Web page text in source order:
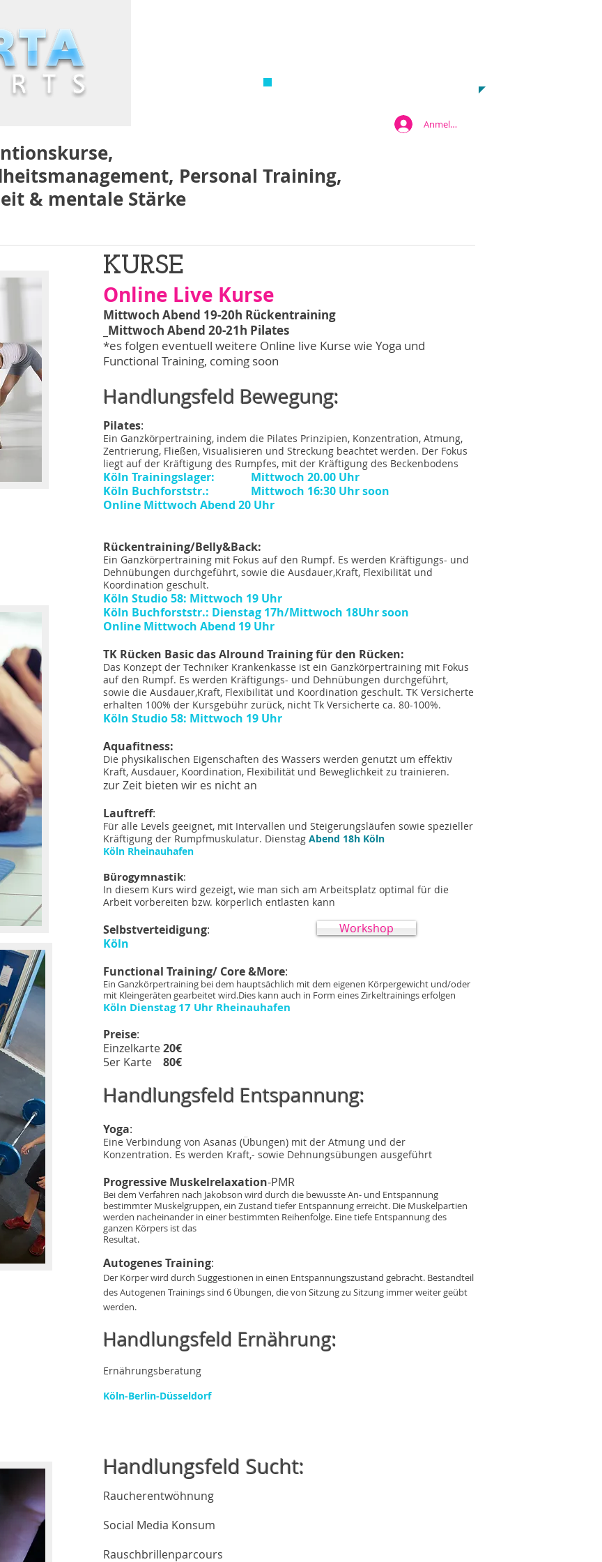
Personal Training,
& mentale Stärke
Anmelden
KURSE
Online Live Kurse
Mittwoch Abend 19-20h Rückentraining
_Mittwoch Abend 20-21h Pilates
*es folgen eventuell weitere Online live Kurse wie Yoga und
Functional Training, coming soon
Handlungsfeld Bewegung:
Pilates:
Ein Ganzkörpertraining, indem die Pilates Prinzipien, Konzentration, Atmung,
Zentrierung, Fließen, Visualisieren und Streckung beachtet werden. Der Fokus
liegt auf der Kräftigung des Rumpfes, mit der Kräftigung des Beckenbodens
Köln Trainingslager: Mittwoch 20.00 Uhr
Köln Buchforststr.: Mittwoch 16:30 Uhr soon
Online Mittwoch Abend 20 Uhr
Rückentraining/Belly&Back:
Ein Ganzkörpertraining mit Fokus auf den Rumpf. Es werden Kräftigungs- und
Dehnübungen durchgeführt, sowie die Ausdauer,Kraft, Flexibilität und
Koordination geschult.
Köln Studio 58: Mittwoch 19 Uhr
Köln Buchforststr.: Dienstag 17h/Mittwoch 18Uhr soon
Online Mittwoch Abend 19 Uhr
TK Rücken Basic das Alround Training für den Rücken:
Das Konzept der Techniker Krankenkasse ist ein Ganzkörpertraining mit Fokus
auf den Rumpf. Es werden Kräftigungs- und Dehnübungen durchgeführt,
sowie die Ausdauer,Kraft, Flexibilität und Koordination geschult. TK Versicherte
erhalten 100% der Kursgebühr zurück, nicht Tk Versicherte ca. 80-100%.
Köln Studio 58: Mittwoch 19 Uhr
Aquafitness:
Die physikalischen Eigenschaften des Wassers werden genutzt um effektiv
Kraft, Ausdauer, Koordination, Flexibilität und Beweglichkeit zu trainieren.
zur Zeit bieten wir es nicht an
Lauftreff:
Für alle Levels geeignet, mit Intervallen und Steigerungsläufen sowie spezieller
Kräftigung der Rumpfmuskulatur. Dienstag Abend 18h Köln
Köln Rheinauhafen
Bürogymnastik:
In diesem Kurs wird gezeigt, wie man sich am Arbeitsplatz optimal für die
Arbeit vorbereiten bzw. körperlich entlasten kann
Selbstverteidigung:
Köln
Functional Training/ Core &More:
Ein Ganzkörpertraining bei dem hauptsächlich mit dem eigenen Körpergewicht und/oder
mit Kleingeräten gearbeitet wird.Dies kann auch in Form eines Zirkeltrainings erfolgen
Köln Dienstag 17 Uhr Rheinauhafen
Preise:
Einzelkarte20€
5er Karte
80€
Handlungsfeld Entspannung:
Yoga:
Eine Verbindung von Asanas (Übungen) mit der Atmung und der
Konzentration. Es werden Kraft,- sowie Dehnungsübungen ausgeführt
Progressive Muskelrelaxation-PMR
Bei dem Verfahren nach Jakobson wird durch die bewusste An- und Entspannung
bestimmter Muskelgruppen, ein Zustand tiefer Entspannung erreicht. Die Muskelpartien
werden nacheinander in einer bestimmten Reihenfolge. Eine tiefe Entspannung des
ganzen Körpers ist das
Resultat.
Autogenes Training:
Der Körper wird durch Suggestionen in einen Entspannungszustand gebracht. Bestandteil
des Autogenen Trainings sind 6 Übungen, die von Sitzung zu Sitzung immer weiter geübt
werden.
Handlungsfeld Ernährung:
Ernährungsberatung
Köln-Berlin-Düsseldorf
Handlungsfeld Sucht:
Raucherentwöhnung
Social Media Konsum
Rauschbrillenparcours
Workshop